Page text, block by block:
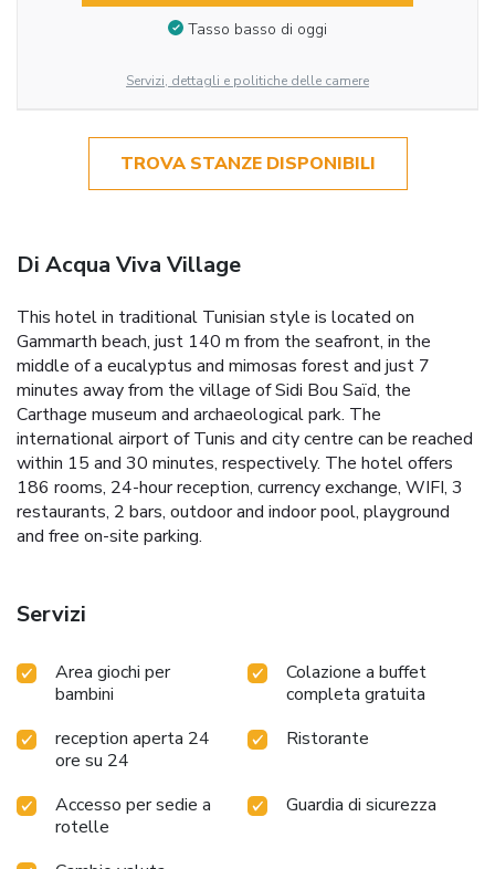
Tasso basso di oggi
Servizi, dettagli e politiche delle camere
TROVA STANZE DISPONIBILI
Di Acqua Viva Village
This hotel in traditional Tunisian style is located on
Gammarth beach, just 140 m from the seafront, in the
middle of a eucalyptus and mimosas forest and just 7
minutes away from the village of Sidi Bou Saïd, the
Carthage museum and archaeological park. The
international airport of Tunis and city centre can be reached
within 15 and 30 minutes, respectively. The hotel offers
186 rooms, 24-hour reception, currency exchange, WIFI, 3
restaurants, 2 bars, outdoor and indoor pool, playground
and free on-site parking.
Servizi
Area giochi per
bambini
Colazione a buffet
completa gratuita
reception aperta 24
ore su 24
Ristorante
Accesso per sedie a
rotelle
Guardia di sicurezza